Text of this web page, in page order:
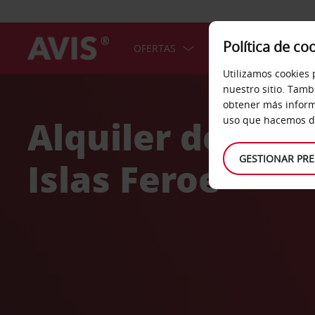
OFERTAS COCHES
Alquiler de
Islas Feroe
Política de
Utilizamos
nuestro sitio.
obtener más
uso que hacemos
GESTIONAR